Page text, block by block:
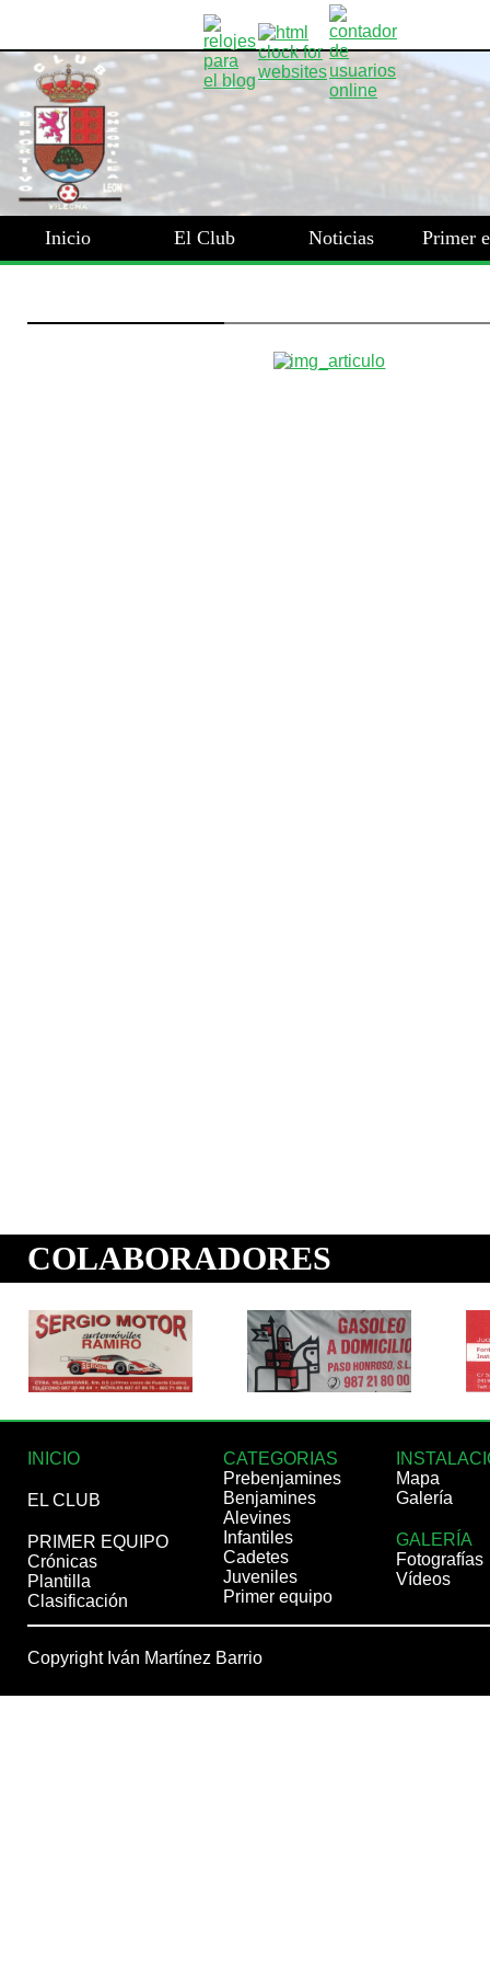
Inicio El Club Noticias Primer
INICIO
EL CLUB
PRIMER EQUIPO
Crónicas
Plantilla
Clasificación
CATEGORIAS
Prebenjamines
Benjamines
Alevines
Infantiles
Cadetes
Juveniles
Primer equipo
Mapa
Galería
GALERÍA
Fotografías
Vídeos
Copyright Iván Martínez Barrio